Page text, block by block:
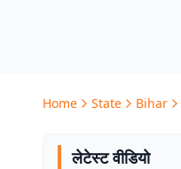
Home State Bihar
लेटेस्ट वीडियो